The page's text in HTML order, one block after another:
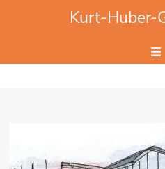
Kurt-Huber-
Website
Hier Suchbegriff eingeben.